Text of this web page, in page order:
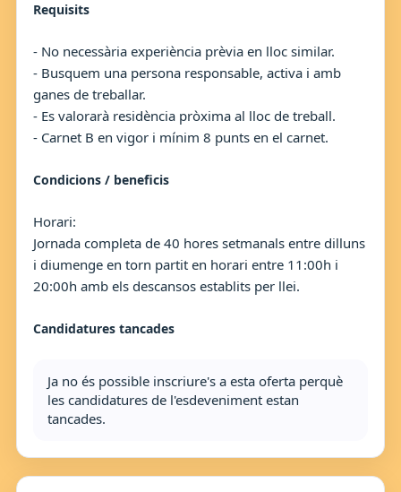
Requisits
- No necessària experiència prèvia en lloc similar.
- Busquem una persona responsable, activa i amb
ganes de treballar.
- Es valorarà residència pròxima al lloc de treball.
- Carnet B en vigor i mínim 8 punts en el carnet.
Condicions / beneficis
Horari:
Jornada completa de 40 hores setmanals entre dilluns
i diumenge en torn partit en horari entre 11:00h i
20:00h amb els descansos establits per llei.
Candidatures tancades
Ja no és possible inscriure's a esta oferta perquè
les candidatures de l'esdeveniment estan
tancades.